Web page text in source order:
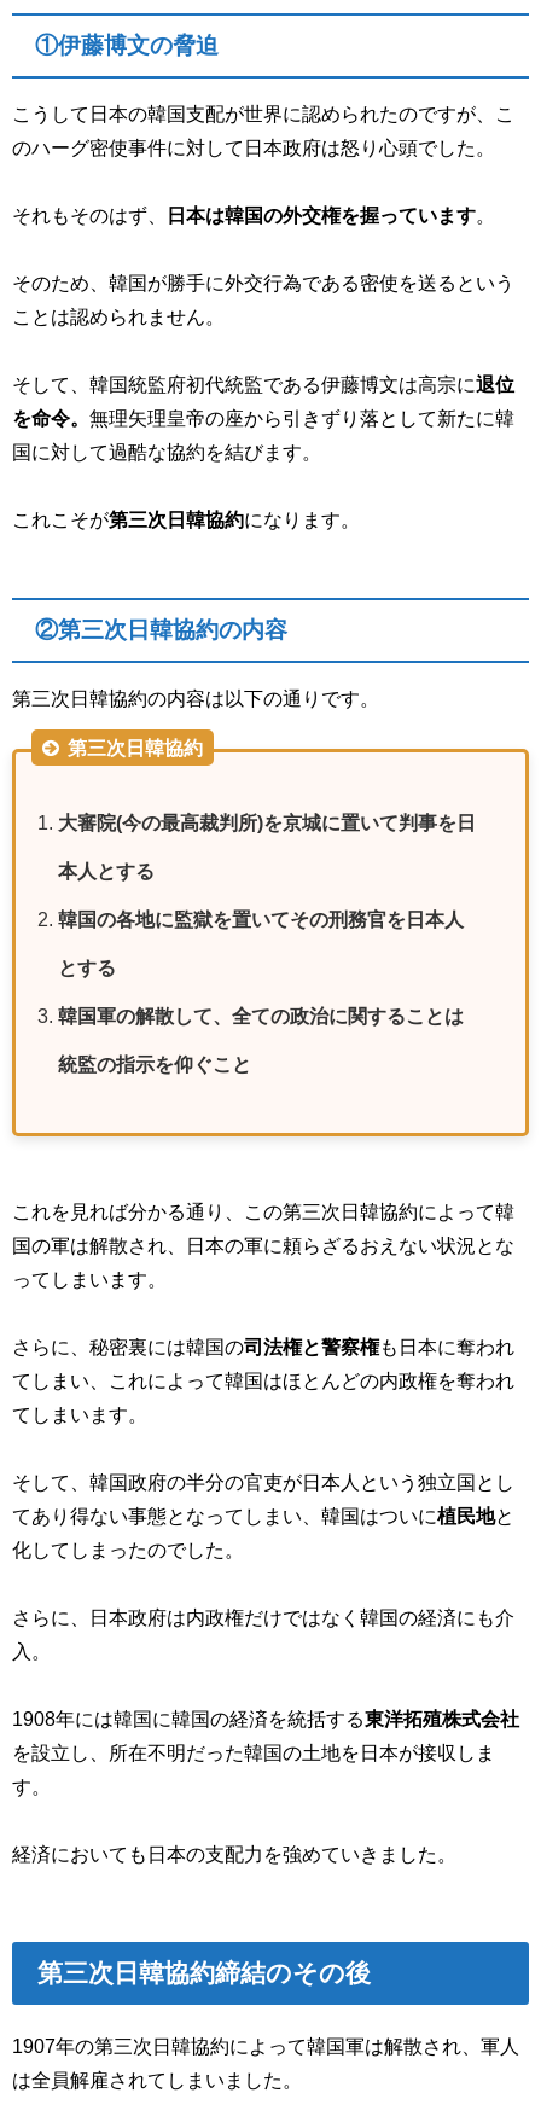
①伊藤博文の脅迫
こうして日本の韓国支配が世界に認められたのですが、こ
のハーグ密使事件に対して日本政府は怒り心頭でした。
それもそのはず、 日本は韓国の外交権を握っています。
そのため、韓国が勝手に外交行為である密使を送るという
ことは認められません。
そして、韓国統監府初代統監である伊藤博文は高宗に退位
を命令。 無理矢理皇帝の座から引きずり落として新たに韓
国に対して過酷な協約を結びます。
これこそが第三次日韓協約になります。
②第三次日韓協約の内容
第三次日韓協約の内容は以下の通りです。
第三次日韓協約
大審院(今の最高裁判所)を京城に置いて判事を日
本人とする
韓国の各地に監獄を置いてその刑務官を日本人
とする
韓国軍の解散して、全ての政治に関することは
統監の指示を仰ぐこと
これを見れば分かる通り、この第三次日韓協約によって韓
国の軍は解散され、日本の軍に頼らざるおえない状況とな
ってしまいます。
さらに、秘密裏には韓国の司法権と警察権も日本に奪われ
てしまい、これによって韓国はほとんどの内政権を奪われ
てしまいます。
そして、韓国政府の半分の官吏が日本人という独立国とし
てあり得ない事態となってしまい、韓国はついに植民地と
化してしまったのでした。
さらに、日本政府は内政権だけではなく韓国の経済にも介
入。
1908年には韓国に韓国の経済を統括する東洋拓殖株式会社
を設立し、所在不明だった韓国の土地を日本が接収しま
す。
経済においても日本の支配力を強めていきました。
第三次日韓協約締結のその後
1907年の第三次日韓協約によって韓国軍は解散され、軍人
は全員解雇されてしまいました。